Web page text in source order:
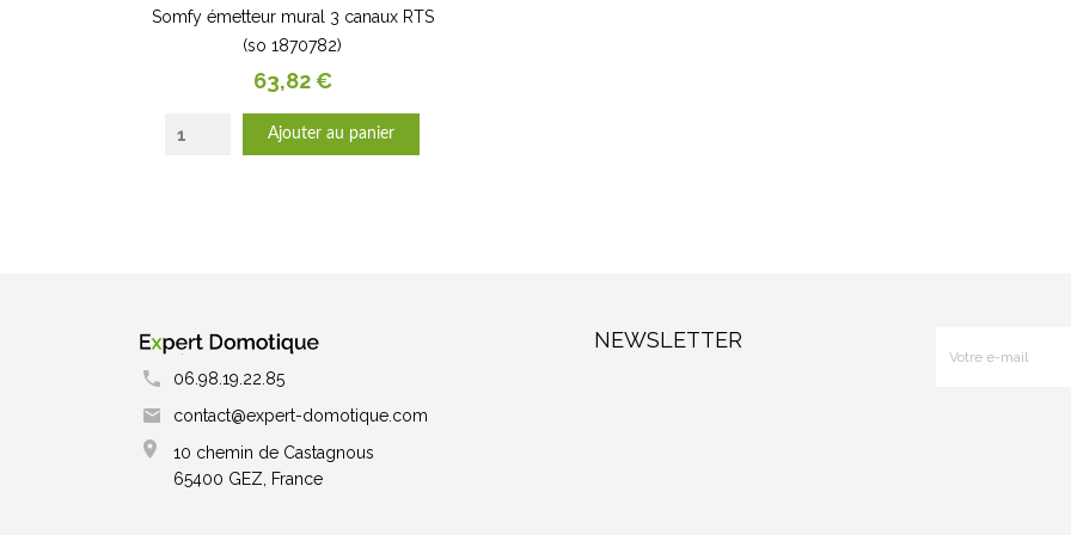
Somfy émetteur mural 3 canaux RTS
(so 1870782)
Prix
63,82 €
Ajouter au panier
06.98.19.22.85
contact@expert-domotique.com
10 chemin de Castagnous
65400 GEZ, France
NEWSLETTER